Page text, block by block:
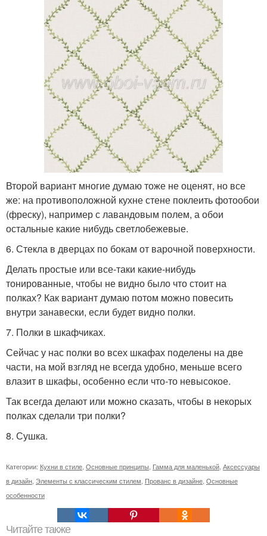
Второй вариант многие думаю тоже не оценят, но все
же: на противоположной кухне стене поклеить фотообои
(фреску), например с лавандовым полем, а обои
остальные какие нибудь светлобежевые.
6. Стекла в дверцах по бокам от варочной поверхности.
Делать простые или все-таки какие-нибудь
тонированные, чтобы не видно было что стоит на
полках? Как вариант думаю потом можно повесить
внутри занавески, если будет видно полки.
7. Полки в шкафчиках.
Сейчас у нас полки во всех шкафах поделены на две
части, на мой взгляд не всегда удобно, меньше всего
влазит в шкафы, особенно если что-то невысокое.
Так всегда делают или можно сказать, чтобы в некорых
полках сделали три полки?
8. Сушка.
Категории: Кухни в стиле Основные принципы Гамма для маленькой Аксессуары
в дизайн Элементы с классическим стилем Прованс в дизайне Основные
особенности
Читайте также